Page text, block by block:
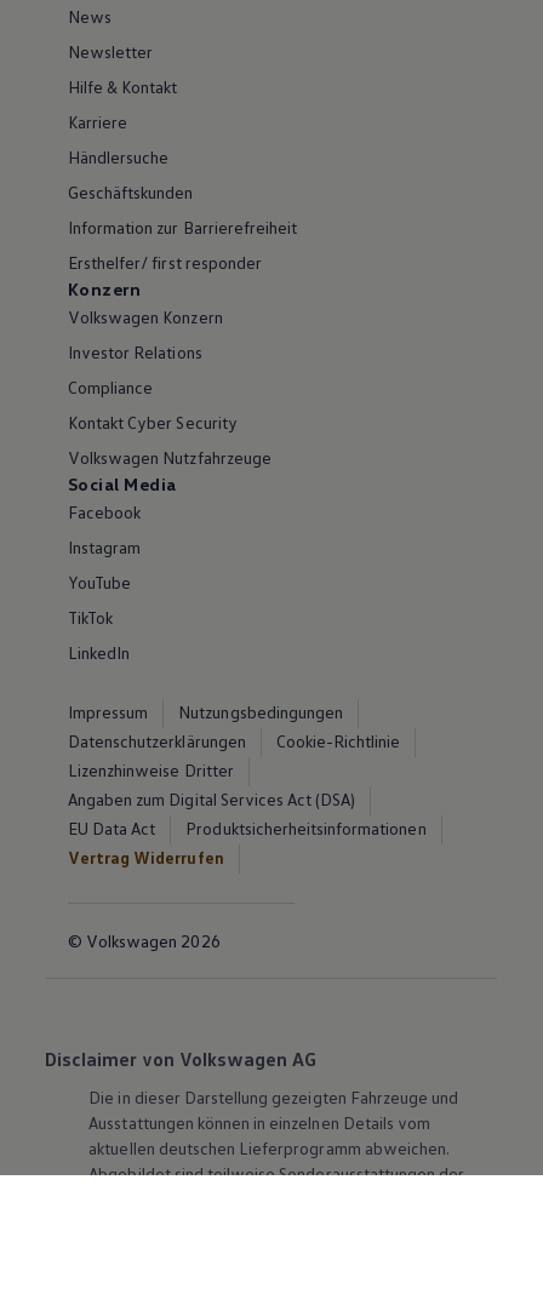
News
Newsletter
Hilfe & Kontakt
Karriere
Händlersuche
Geschäftskunden
Information zur Barrierefreiheit
Ersthelfer/ first responder
Konzern
Volkswagen Konzern
Investor Relations
Compliance
Kontakt Cyber Security
Volkswagen Nutzfahrzeuge
Social Media
Facebook
Instagram
YouTube
TikTok
LinkedIn
Impressum
Nutzungsbedingungen
Datenschutzerklärungen
Cookie-Richtlinie
Lizenzhinweise Dritter
Angaben zum Digital Services Act (DSA)
EU Data Act
Produktsicherheitsinformationen
Vertrag Widerrufen
© Volkswagen 2026
Disclaimer von Volkswagen AG
Die in dieser Darstellung gezeigten Fahrzeuge und
Ausstattungen können in einzelnen Details vom
aktuellen deutschen Lieferprogramm abweichen.
Abgebildet sind teilweise Sonderausstattungen der